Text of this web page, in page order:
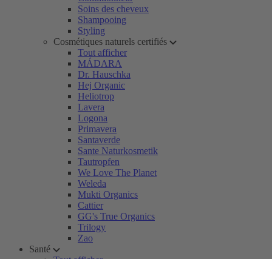
Soins des cheveux
Shampooing
Styling
Cosmétiques naturels certifiés
Tout afficher
MÁDARA
Dr. Hauschka
Hej Organic
Heliotrop
Lavera
Logona
Primavera
Santaverde
Sante Naturkosmetik
Tautropfen
We Love The Planet
Weleda
Mukti Organics
Cattier
GG's True Organics
Trilogy
Zao
Santé